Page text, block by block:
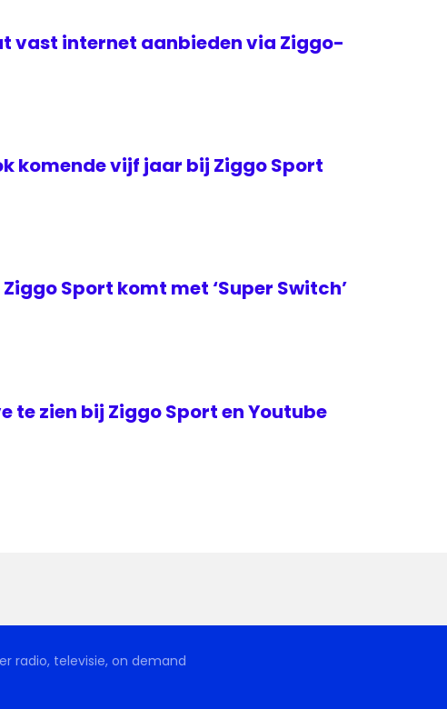
vast internet aanbieden via Ziggo-
komende vijf jaar bij Ziggo Sport
Sport komt met ‘Super Switch’
te zien bij Ziggo Sport en Youtube
radio, televisie, on demand